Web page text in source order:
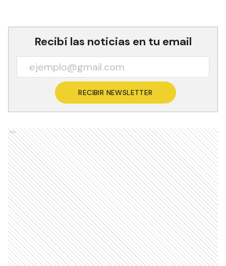
Recibí las noticias en tu email
RECIBIR NEWSLETTER
Ads